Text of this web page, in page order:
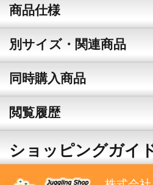
商品仕様
別サイズ・関連商品
同時購入商品
閲覧履歴
ショッピングガイ